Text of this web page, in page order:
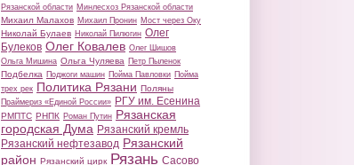
Рязанской области Минлесхоз Рязанской области
Михаил Малахов Михаил Пронин Мост через Оку
Николай Булаев Николай Пилюгин Олег
Булеков Олег Ковалев Олег Шишов
Ольга Мишина Ольга Чуляева Петр Пыленок
Подбелка Поджоги машин Пойма Павловки Пойма
трех рек Политика Рязани Поляны
Праймериз «Единой России» РГУ им. Есенина
РМПТС РНПК Роман Путин Рязанская
городская Дума Рязанский кремль
Рязанский нефтезавод Рязанский
район Рязанский цирк Рязань Сасово